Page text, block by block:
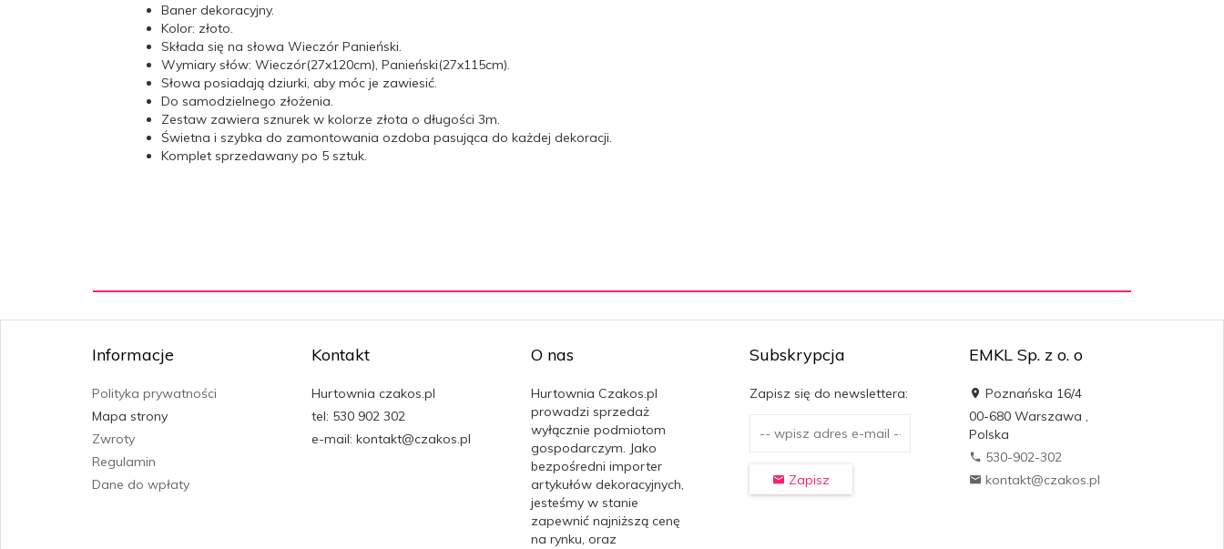
Baner dekoracyjny.
Kolor: złoto.
Składa się na słowa Wieczór Panieński.
Wymiary słów: Wieczór(27x120cm), Panieński(27x115cm).
Słowa posiadają dziurki, aby móc je zawiesić.
Do samodzielnego złożenia.
Zestaw zawiera sznurek w kolorze złota o długości 3m.
Świetna i szybka do zamontowania ozdoba pasująca do każdej dekoracji.
Komplet sprzedawany po 5 sztuk.
Informacje
Polityka prywatności
Mapa strony
Zwroty
Regulamin
Dane do wpłaty
Kontakt
Hurtownia czakos.pl
tel: 530 902 302
e-mail: kontakt@czakos.pl
O nas
Hurtownia Czakos.pl
prowadzi sprzedaż
wyłącznie podmiotom
gospodarczym. Jako
bezpośredni importer
artykułów dekoracyjnych,
jesteśmy w stanie
zapewnić najniższą cenę
na rynku, oraz
Subskrypcja
Zapisz się do newslettera:
Zapisz
EMKL Sp. z o. o
Poznańska 16/4
00-680 Warszawa ,
Polska
530-902-302
kontakt@czakos.pl